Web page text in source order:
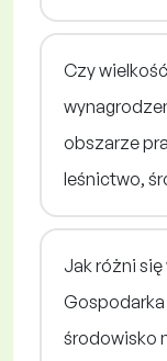
Czy
obszarze
leśnictwo,
Jak różni
środowisko